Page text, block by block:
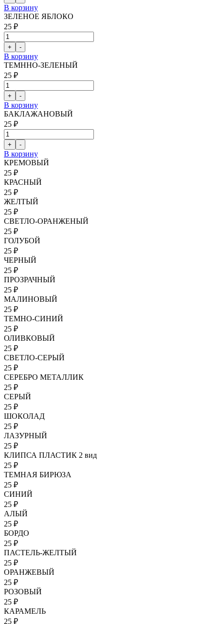
В корзину
ЗЕЛЕНОЕ ЯБЛОКО
25 ₽
В корзину
ТЕМННО-ЗЕЛЕНЫЙ
25 ₽
В корзину
БАКЛАЖАНОВЫЙ
25 ₽
В корзину
КРЕМОВЫЙ
25 ₽
КРАСНЫЙ
25 ₽
ЖЕЛТЫЙ
25 ₽
СВЕТЛО-ОРАНЖЕНЫЙ
25 ₽
ГОЛУБОЙ
25 ₽
ЧЕРНЫЙ
25 ₽
ПРОЗРАЧНЫЙ
25 ₽
МАЛИНОВЫЙ
25 ₽
ТЕМНО-СИНИЙ
25 ₽
ОЛИВКОВЫЙ
25 ₽
СВЕТЛО-СЕРЫЙ
25 ₽
СЕРЕБРО МЕТАЛЛИК
25 ₽
СЕРЫЙ
25 ₽
ШОКОЛАД
25 ₽
ЛАЗУРНЫЙ
25 ₽
КЛИПСА ПЛАСТИК 2 вид
25 ₽
ТЕМНАЯ БИРЮЗА
25 ₽
СИНИЙ
25 ₽
АЛЫЙ
25 ₽
БОРДО
25 ₽
ПАСТЕЛЬ-ЖЕЛТЫЙ
25 ₽
ОРАНЖЕВЫЙ
25 ₽
РОЗОВЫЙ
25 ₽
КАРАМЕЛЬ
25 ₽